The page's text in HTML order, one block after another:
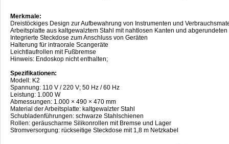
Merkmale:
Dreistöckiges Design zur Aufbewahrung von Instrumenten und
Arbeitsplatte aus kaltgewalztem Stahl mit nahtlosen Kanten und abgerundeten
Integrierte Steckdose zum Anschluss von Geräten
Halterung für intraorale Scangeräte
Leichtlaufrollen mit Fußbremse
Hinweis: Endoskop nicht enthalten;
Spezifikationen:
Modell: K2
Spannung: 110 V / 220 V; 50 Hz / 60 Hz
Leistung: 1.000 W
Abmessungen: 1.000 × 490 × 470 mm
Material der Arbeitsplatte: kaltgewalzter Stahl
Schubladenführungen: schwarze Stahlschienen
Rollen: geräuscharme Silikonrollen mit Bremse und Lager
Stromversorgung: rückseitige Steckdose mit 1,8 m Netzkabel